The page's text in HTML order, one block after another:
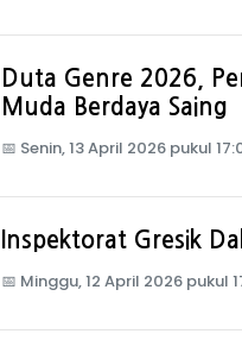
Duta Genre 2026,
Muda Berdaya Saing
📅 Senin, 13 April 2026 pukul
Inspektorat Gresik
📅 Minggu, 12 April 2026 pukul